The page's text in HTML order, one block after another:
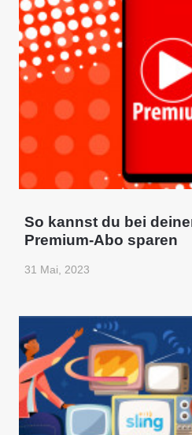
So kannst du bei
Premium-Abo sparen
31 Mai, 2023